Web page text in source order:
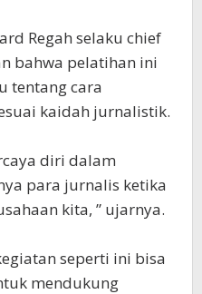
Regah selaku chief
bahwa pelatihan ini
tentang cara
kaidah jurnalistik.
diri dalam
para jurnalis ketika
kita, ” ujarnya.
seperti ini bisa
mendukung